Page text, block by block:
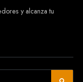
y alcanza tu